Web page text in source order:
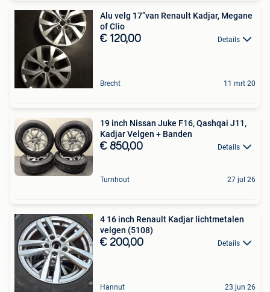
Alu velg 17”van Renault Kadjar, Megane
of Clio
€ 120,00 Details
Brecht 11 mrt 20
19 inch Nissan Juke F16, Qashqai J11,
Kadjar Velgen + Banden
€ 850,00 Details
Turnhout 27 jul 26
4 16 inch Renault Kadjar lichtmetalen
velgen (5108)
€ 200,00 Details
Hannut 23 jun 26